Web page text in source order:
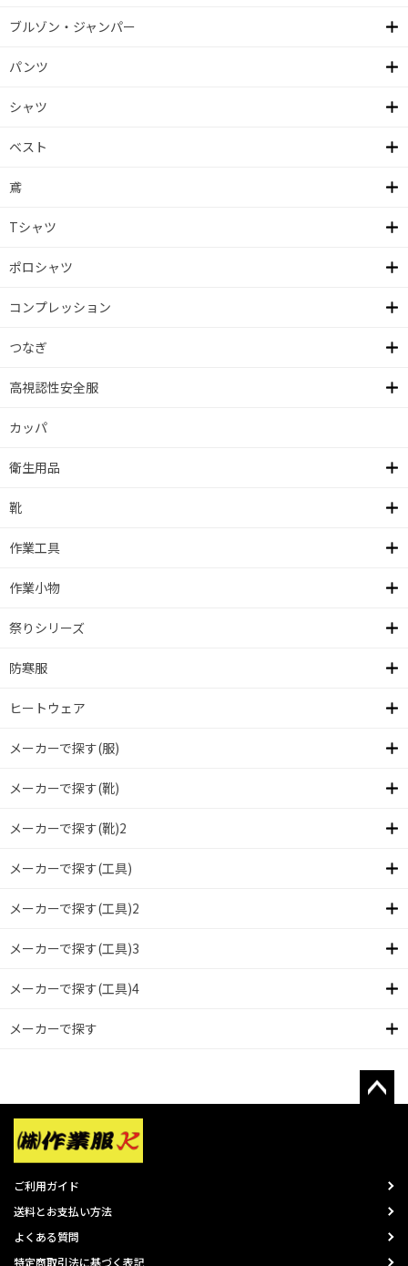
ブルゾン・ジャンパー
パンツ
シャツ
ベスト
鳶
Tシャツ
ポロシャツ
コンプレッション
つなぎ
高視認性安全服
カッパ
衛生用品
靴
作業工具
作業小物
祭りシリーズ
防寒服
ヒートウェア
メーカーで探す(服)
メーカーで探す(靴)
メーカーで探す(靴)2
メーカーで探す(工具)
メーカーで探す(工具)2
メーカーで探す(工具)3
メーカーで探す(工具)4
メーカーで探す
ご利用ガイド
送料とお支払い方法
よくある質問
特定商取引法に基づく表記